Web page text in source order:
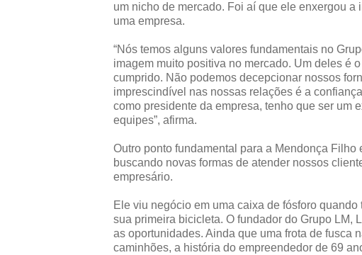
um nicho de mercado. Foi aí que ele enxergou
uma empresa.
“Nós temos alguns valores fundamentais no
imagem muito positiva no mercado. Um deles é
cumprido. Não podemos decepcionar nossos
imprescindível nas nossas relações é a
como presidente da empresa, tenho que ser um
equipes”, afirma.
Outro ponto fundamental para a Mendonça Filho
buscando novas formas de atender nossos
empresário.
Ele viu negócio em uma caixa de fósforo
sua primeira bicicleta. O fundador do Grupo LM,
as oportunidades. Ainda que uma frota de fusca
caminhões, a história do empreendedor de 69